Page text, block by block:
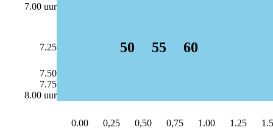
7.00 uur
7.25 50 55 60
7.50
7.75
8.00 uur
0.00 0,25 0,50 0,75 1.00 1.25